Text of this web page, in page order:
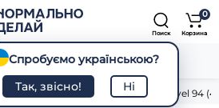
Поиск
0
Корзина
- тумблер Цилиндр Abloy Novel 94
Отзывы
Спробуємо українською?
Так, звісно!
Ні